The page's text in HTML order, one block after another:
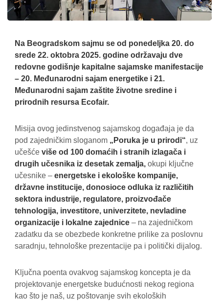
Na Beogradskom sajmu se od ponedeljka 20. do
srede 22. oktobra 2025. godine održavaju dve
redovne godišnje kapitalne sajamske manifestacije
– 20. Međunarodni sajam energetike i 21.
Međunarodni sajam zaštite životne sredine i
prirodnih resursa Ecofair.
Misija ovog jedinstvenog sajamskog događaja je da
pod zajedničkim sloganom „Poruka je u prirodi“, uz
učešće više od 100 domaćih i stranih izlagača i
drugih učesnika iz desetak zemalja, okupi ključne
učesnike – energetske i ekološke kompanije,
državne institucije, donosioce odluka iz različitih
sektora industrije, regulatore, proizvođače
tehnologija, investitore, univerzitete, nevladine
organizacije i lokalne zajednice – na zajedničkom
zadatku da se obezbede konkretne prilike za poslovnu
saradnju, tehnološke prezentacije pa i politički dijalog.
Ključna poenta ovakvog sajamskog koncepta je da
projektovanje energetske budućnosti nekog regiona
kao što je naš, uz poštovanje svih ekoloških